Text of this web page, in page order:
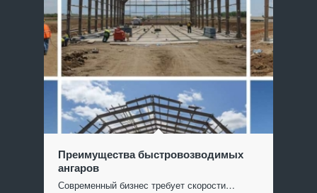
Преимущества быстровозводимых
ангаров
Современный бизнес требует скорости…